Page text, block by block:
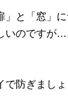
」と「窓」
いのですが…
防ぎましょ